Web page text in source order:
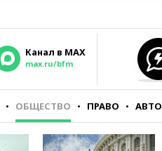
Канал в MAX
max.ru/bfm
ОБЩЕСТВО ПРАВО АВТО